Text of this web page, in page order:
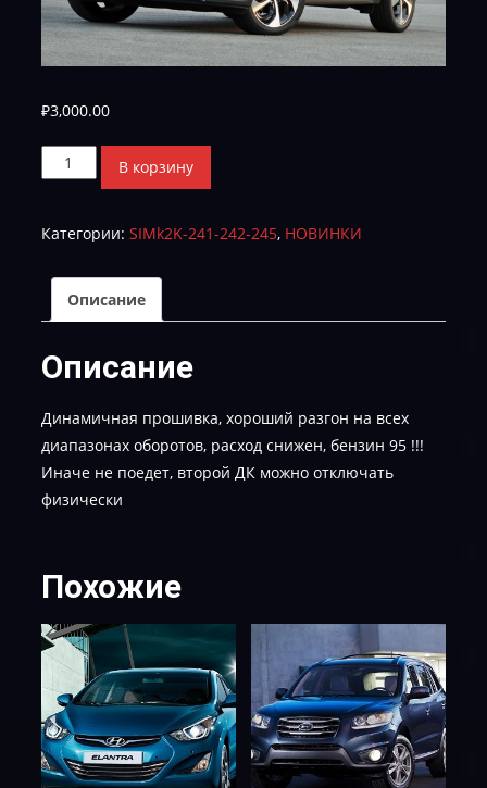
₽3,000.00
Количество
товара
Tucson
TH95R2AS2K2B-
TUN-
2
В корзину
Категории: SIMk2K-241-242-245, НОВИНКИ
Описание
Описание
Динамичная прошивка, хороший разгон на всех
диапазонах оборотов, расход снижен, бензин 95 !!!
Иначе не поедет, второй ДК можно отключать
физически
Похожие